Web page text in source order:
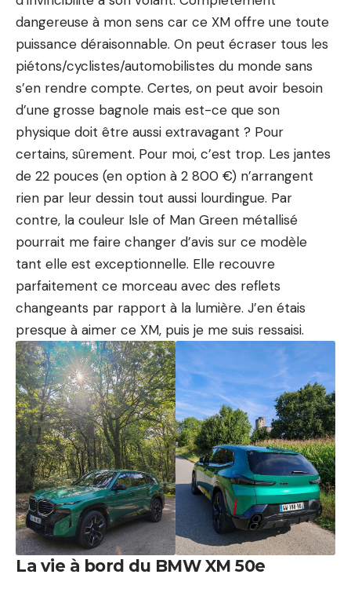
dangereuse à mon sens car ce XM offre une toute
puissance déraisonnable. On peut écraser tous les
piétons/cyclistes/automobilistes du monde sans
s’en rendre compte. Certes, on peut avoir besoin
d’une grosse bagnole mais est-ce que son
physique doit être aussi extravagant ? Pour
certains, sûrement. Pour moi, c’est trop. Les jantes
de 22 pouces (en option à 2 800 €) n’arrangent
rien par leur dessin tout aussi lourdingue. Par
contre, la couleur Isle of Man Green métallisé
pourrait me faire changer d’avis sur ce modèle
tant elle est exceptionnelle. Elle recouvre
parfaitement ce morceau avec des reflets
changeants par rapport à la lumière. J’en étais
presque à aimer ce XM, puis je me suis ressaisi.
La vie à bord du BMW XM 50e